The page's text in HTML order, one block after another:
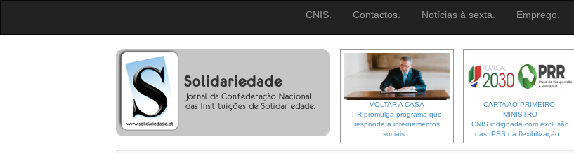
CNIS. Contactos. Notícias à sexta. Emprego.
VOLTAR A CASA
PR promulga programa que
responde a internamentos
sociais...
CARTA AO PRIMEIRO-
MINISTRO
CNIS indignada com exclusão
das IPSS da flexibilização...